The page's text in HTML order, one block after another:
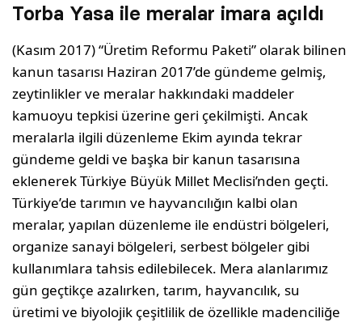
Torba Yasa ile meralar imara açıldı
(Kasım 2017) “Üretim Reformu Paketi” olarak bilinen
kanun tasarısı Haziran 2017’de gündeme gelmiş,
zeytinlikler ve meralar hakkındaki maddeler
kamuoyu tepkisi üzerine geri çekilmişti. Ancak
meralarla ilgili düzenleme Ekim ayında tekrar
gündeme geldi ve başka bir kanun tasarısına
eklenerek Türkiye Büyük Millet Meclisi’nden geçti.
Türkiye’de tarımın ve hayvancılığın kalbi olan
meralar, yapılan düzenleme ile endüstri bölgeleri,
organize sanayi bölgeleri, serbest bölgeler gibi
kullanımlara tahsis edilebilecek. Mera alanlarımız
gün geçtikçe azalırken, tarım, hayvancılık, su
üretimi ve biyolojik çeşitlilik de özellikle madenciliğe